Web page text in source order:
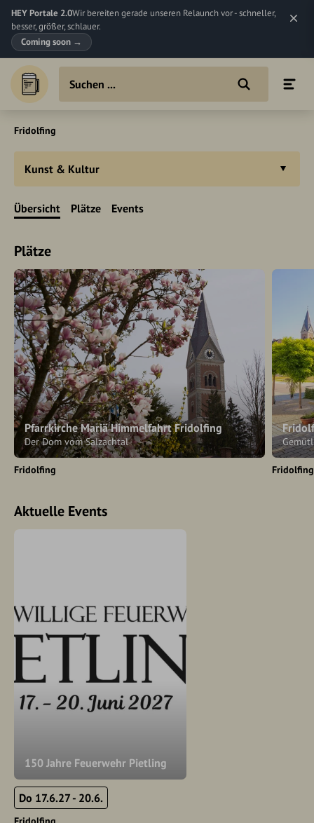
HEY Portale 2.0Wir bereiten gerade unseren Relaunch vor - schneller,
besser, größer, schlauer.
Coming soon →
Fridolfing
Kunst & Kultur
Übersicht Plätze Events
Plätze
Pfarrkirche Mariä Himmelfahrt Fridolfing
Der Dom vom Salzachtal
Fridolfing Fridolfing
Aktuelle Events
150 Jahre Feuerwehr Pietling
Do 17.6.27 - 20.6.